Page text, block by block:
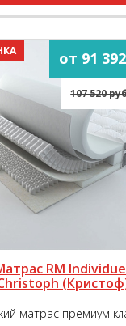
от 91
107 520
RM
матрас премиум